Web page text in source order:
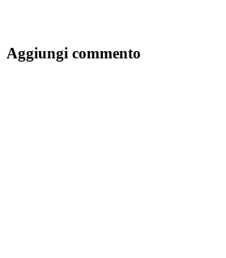
Aggiungi commento